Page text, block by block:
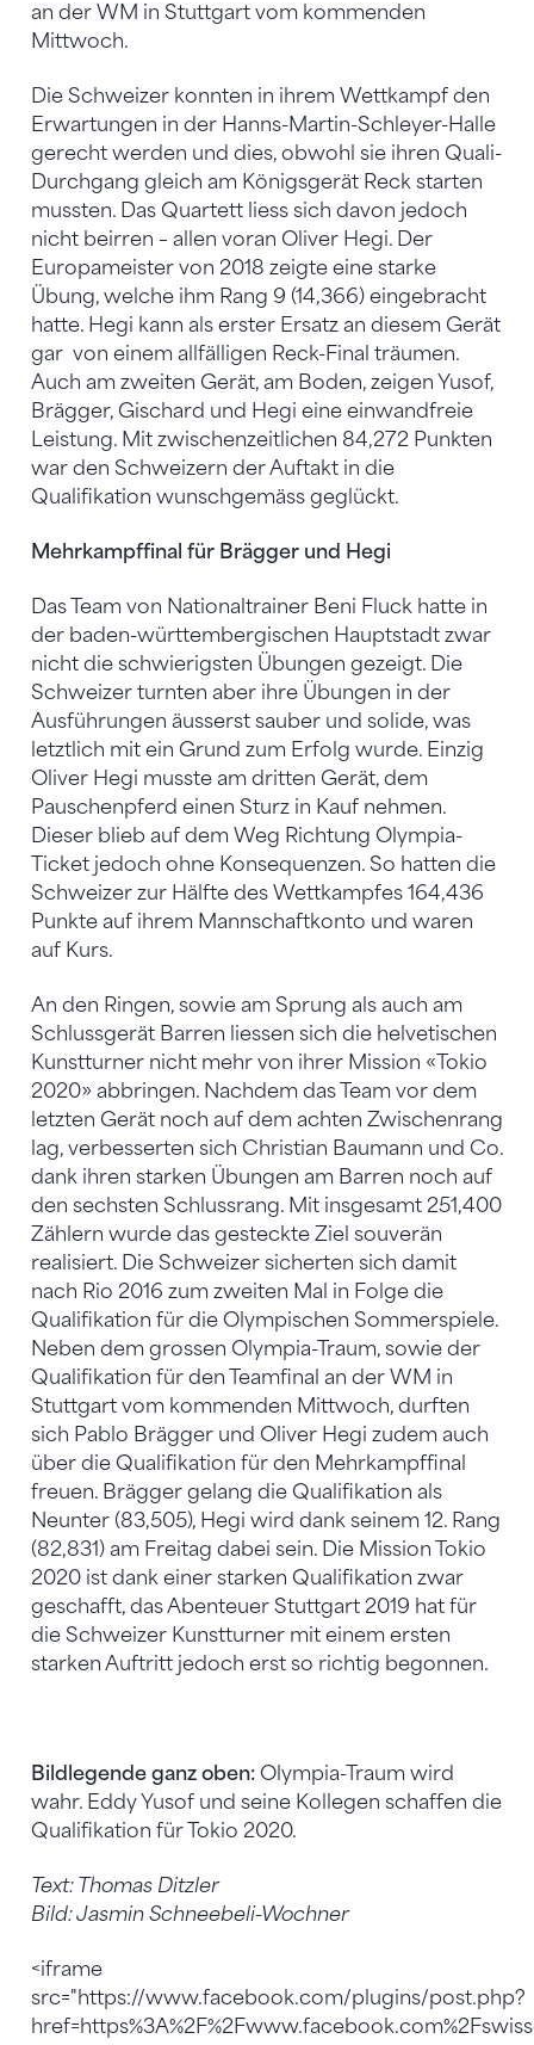
an der WM in Stuttgart vom kommenden
Mittwoch.
Die Schweizer konnten in ihrem Wettkampf den
Erwartungen in der Hanns-Martin-Schleyer-Halle
gerecht werden und dies, obwohl sie ihren Quali-
Durchgang gleich am Königsgerät Reck starten
mussten. Das Quartett liess sich davon jedoch
nicht beirren – allen voran Oliver Hegi. Der
Europameister von 2018 zeigte eine starke
Übung, welche ihm Rang 9 (14,366) eingebracht
hatte. Hegi kann als erster Ersatz an diesem Gerät
gar von einem allfälligen Reck-Final träumen.
Auch am zweiten Gerät, am Boden, zeigen Yusof,
Brägger, Gischard und Hegi eine einwandfreie
Leistung. Mit zwischenzeitlichen 84,272 Punkten
war den Schweizern der Auftakt in die
Qualifikation wunschgemäss geglückt.
Mehrkampffinal für Brägger und Hegi
Das Team von Nationaltrainer Beni Fluck hatte in
der baden-württembergischen Hauptstadt zwar
nicht die schwierigsten Übungen gezeigt. Die
Schweizer turnten aber ihre Übungen in der
Ausführungen äusserst sauber und solide, was
letztlich mit ein Grund zum Erfolg wurde. Einzig
Oliver Hegi musste am dritten Gerät, dem
Pauschenpferd einen Sturz in Kauf nehmen.
Dieser blieb auf dem Weg Richtung Olympia-
Ticket jedoch ohne Konsequenzen. So hatten die
Schweizer zur Hälfte des Wettkampfes 164,436
Punkte auf ihrem Mannschaftkonto und waren
auf Kurs.
An den Ringen, sowie am Sprung als auch am
Schlussgerät Barren liessen sich die helvetischen
Kunstturner nicht mehr von ihrer Mission «Tokio
2020» abbringen. Nachdem das Team vor dem
letzten Gerät noch auf dem achten Zwischenrang
lag, verbesserten sich Christian Baumann und Co.
dank ihren starken Übungen am Barren noch auf
den sechsten Schlussrang. Mit insgesamt 251,400
Zählern wurde das gesteckte Ziel souverän
realisiert. Die Schweizer sicherten sich damit
nach Rio 2016 zum zweiten Mal in Folge die
Qualifikation für die Olympischen Sommerspiele.
Neben dem grossen Olympia-Traum, sowie der
Qualifikation für den Teamfinal an der WM in
Stuttgart vom kommenden Mittwoch, durften
sich Pablo Brägger und Oliver Hegi zudem auch
über die Qualifikation für den Mehrkampffinal
freuen. Brägger gelang die Qualifikation als
Neunter (83,505), Hegi wird dank seinem 12. Rang
(82,831) am Freitag dabei sein. Die Mission Tokio
2020 ist dank einer starken Qualifikation zwar
geschafft, das Abenteuer Stuttgart 2019 hat für
die Schweizer Kunstturner mit einem ersten
starken Auftritt jedoch erst so richtig begonnen.
Bildlegende ganz oben: Olympia-Traum wird
wahr. Eddy Yusof und seine Kollegen schaffen die
Qualifikation für Tokio 2020.
Text: Thomas Ditzler
Bild: Jasmin Schneebeli-Wochner
<iframe
src="https://www.facebook.com/plugins/post.php?